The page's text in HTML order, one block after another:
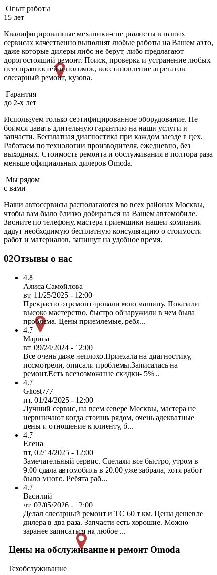
Опыт работы
15 лет
Квалифицированные механики-специалисты в наших
сервисах качественно выполнят любые работы на Вашем авто,
даже которые дилеры либо не берут, либо предлагают
дорогостоящий ремонт. Поиск, проверка и устранение любых
неисправностей и поломок, восстановление агрегатов,
слесарный ремонт, кузова.
Гарантия
до 2-х лет
Используем только сертифицированное оборудование. Не
боимся давать длительную гарантию на наши услуги и
запчасти. Бесплатная диагностика при каждом заезде в цех.
Работаем по технологии производителя, ежедневно, без
выходных. Cтоимость ремонта и обслуживания в полтора раза
меньше официальных дилеров Omoda.
Мы рядом
с вами
Наши автосервисы располагаются во всех районах Москвы,
чтобы вам было близко добираться на Вашем автомобиле.
Звоните по телефону, мастера приемщики нашей компании
дадут необходимую бесплатную консультацию о стоимости
работ и материалов, запишут на удобное время.
02Отзывы о нас
4.8
Алиса Самойлова
вт, 11/25/2025 - 12:00
Прекрасно отремонтировали мою машину. Показали
высоко мастерство, быстро обнаружили в чем была
проблема. Цены приемлемые, ребя...
4.7
Марина
вт, 09/24/2024 - 12:00
Все очень даже неплохо.Приехала на диагностику,
посмотрели, описали проблемы.Записалась на
ремонт.Есть всевозможные скидки- 5%...
4.7
Ghost777
пт, 01/24/2025 - 12:00
Лучший сервис, на всем севере Москвы, мастера не
нервничают когда стоишь рядом, очень адекватные
цены и отношение к клиенту, б...
4.7
Елена
пт, 02/14/2025 - 12:00
Замечательный сервис. Сделали все быстро, утром в
9.00 сдала автомобиль в 20.00 уже забрала, хотя работ
было много. Ребята раб...
4.7
Василий
чт, 02/05/2026 - 12:00
Делал слесарный ремонт и ТО 60 т км. Цены дешевле
дилера в два раза. Запчасти есть хорошие. Можно
заранее записаться на любое ...
Цены на обслуживание и ремонт Omoda
Техобслуживание